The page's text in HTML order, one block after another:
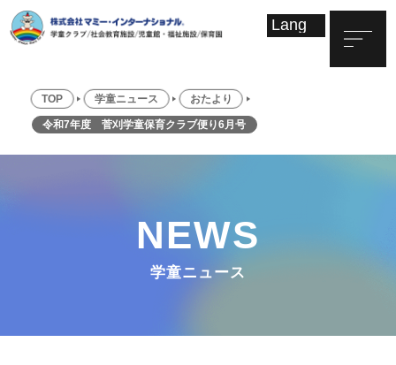
TOP 学童ニュース おたより
令和7年度 菅刈学童保育クラブ便り6月号
NEWS
学童ニュース